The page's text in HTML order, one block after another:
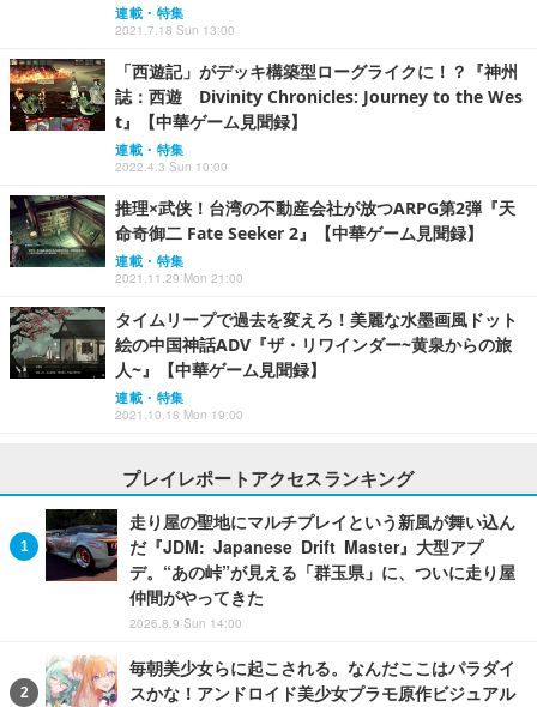
連載・特集
2021.7.18 Sun 13:00
「西遊記」がデッキ構築型ローグライクに！？『神州
誌：西遊 Divinity Chronicles: Journey to the Wes
t』【中華ゲーム見聞録】
連載・特集
2022.4.3 Sun 10:00
推理×武侠！台湾の不動産会社が放つARPG第2弾『天
命奇御二 Fate Seeker 2』【中華ゲーム見聞録】
連載・特集
2021.11.29 Mon 21:00
タイムリープで過去を変えろ！美麗な水墨画風ドット
絵の中国神話ADV『ザ・リワインダー~黄泉からの旅
人~』【中華ゲーム見聞録】
連載・特集
2021.10.18 Mon 19:00
プレイレポートアクセスランキング
走り屋の聖地にマルチプレイという新風が舞い込ん
だ『JDM: Japanese Drift Master』大型アプ
デ。“あの峠”が見える「群玉県」に、ついに走り屋
仲間がやってきた
2026.8.9 Sun 14:00
毎朝美少女らに起こされる。なんだここはパラダイ
スかな！アンドロイド美少女プラモ原作ビジュアル